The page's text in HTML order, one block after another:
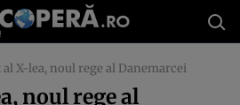
X-lea, noul rege al Danemarcei
noul rege al